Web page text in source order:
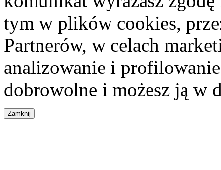
tym w plików cookies,
Partnerów, w celach
analizowanie i
dobrowolne i możesz ją w